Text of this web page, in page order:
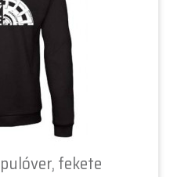
pulóver, fekete